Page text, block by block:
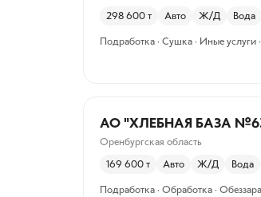
298 600 т Авто Ж/Д Вода
Подработка · Сушка · Иные услуги
АО "ХЛЕБНАЯ БАЗА
Оренбургская область
169 600 т Авто Ж/Д Вода
Подработка · Обработка ·